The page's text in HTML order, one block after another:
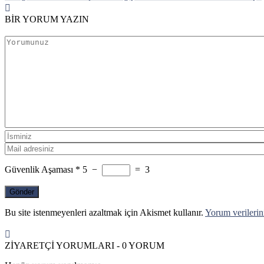
BİR YORUM YAZIN
Güvenlik Aşaması * 5 − = 3
Bu site istenmeyenleri azaltmak için Akismet kullanır. Yorum
ZİYARETÇİ YORUMLARI - 0 YORUM